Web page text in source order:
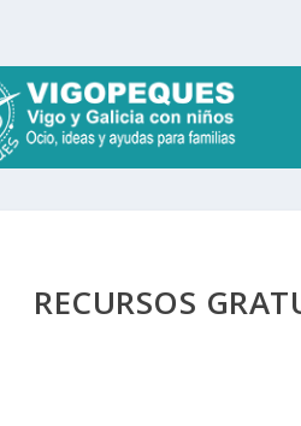
RECURSOS